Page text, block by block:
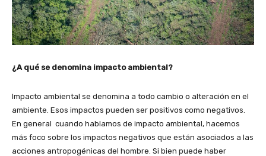
¿A qué se denomina impacto ambiental?
Impacto ambiental se denomina a todo cambio o alteración en el
ambiente. Esos impactos pueden ser positivos como negativos.
En general cuando hablamos de impacto ambiental, hacemos
más foco sobre los impactos negativos que están asociados a las
acciones antropogénicas del hombre. Si bien puede haber